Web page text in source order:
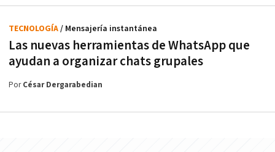
Las nuevas herramientas de WhatsApp que
ayudan a organizar chats grupales
TECNOLOGÍA/ Mensajería instantánea
PorCésar Dergarabedian